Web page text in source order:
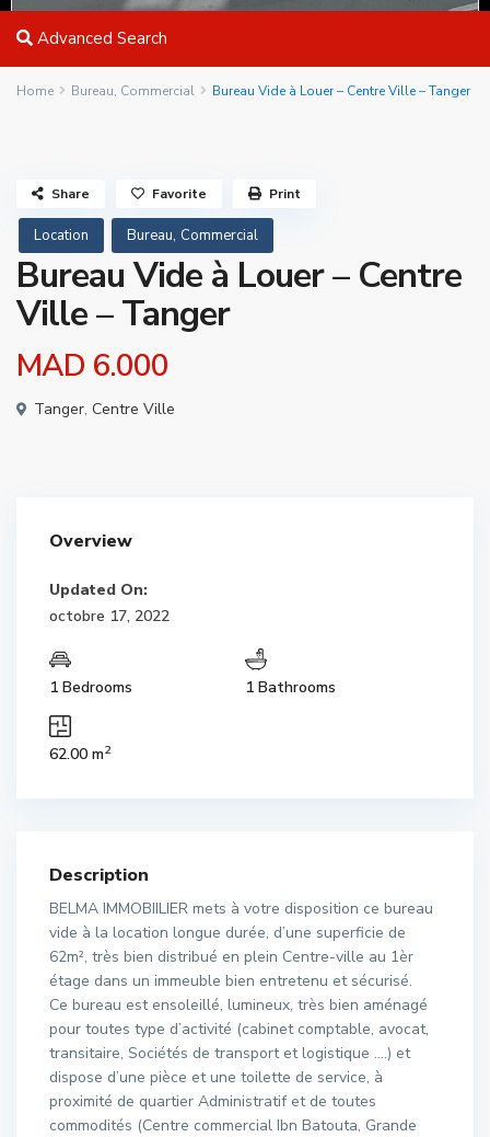
Advanced Search
Home Bureau, Commercial Bureau Vide à Louer – Centre Ville – Tanger
Location Bureau, Commercial
Bureau Vide à Louer – Centre
Ville – Tanger
MAD 6.000
Tanger, Centre Ville
Share Favorite Print
Overview
Updated On:
octobre 17, 2022
1 Bedrooms 1 Bathrooms
62.00 m2
Description
BELMA IMMOBIILIER mets à votre disposition ce bureau
vide à la location longue durée, d’une superficie de
62m², très bien distribué en plein Centre-ville au 1èr
étage dans un immeuble bien entretenu et sécurisé.
Ce bureau est ensoleillé, lumineux, très bien aménagé
pour toutes type d’activité (cabinet comptable, avocat,
transitaire, Sociétés de transport et logistique ….) et
dispose d’une pièce et une toilette de service, à
proximité de quartier Administratif et de toutes
commodités (Centre commercial Ibn Batouta, Grande